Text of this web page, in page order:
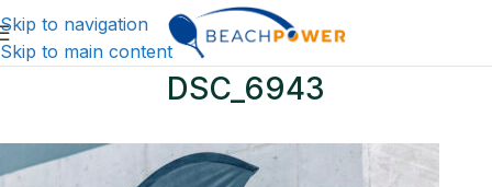
Skip to navigation
Skip to main content
DSC_6943